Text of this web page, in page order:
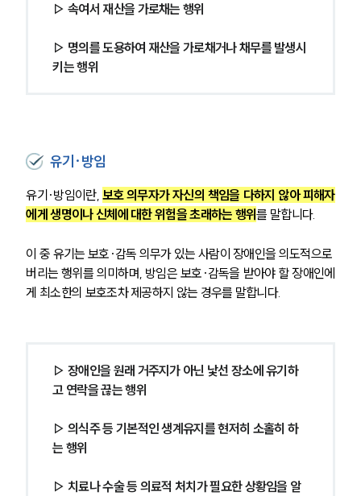
▷ 속여서 재산을 가로채는 행위
▷ 명의를 도용하여 재산을 가로채거나 채무를 발생시
키는 행위
유기·방임
유기·방임이란, 보호 의무자가 자신의 책임을 다하지 않아 피해자
에게 생명이나 신체에 대한 위험을 초래하는 행위를 말합니다.
이 중 유기는 보호·감독 의무가 있는 사람이 장애인을 의도적으로
버리는 행위를 의미하며, 방임은 보호·감독을 받아야 할 장애인에
게 최소한의 보호조차 제공하지 않는 경우를 말합니다.
▷ 장애인을 원래 거주지가 아닌 낯선 장소에 유기하
고 연락을 끊는 행위
▷ 의식주 등 기본적인 생계유지를 현저히 소홀히 하
는 행위
▷ 치료나 수술 등 의료적 처치가 필요한 상황임을 알